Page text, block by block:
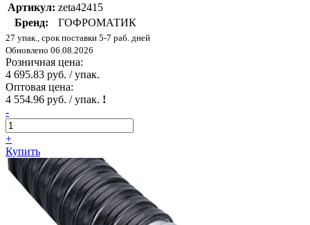
Артикул: zeta42415
Бренд:
ГОФРОМАТИК
27 упак., срок поставки 5-7 раб. дней
Обновлено 06.08.2026
Розничная цена:
4 695.83 руб. / упак.
Оптовая цена:
4 554.96 руб. / упак. !
-
+
Купить